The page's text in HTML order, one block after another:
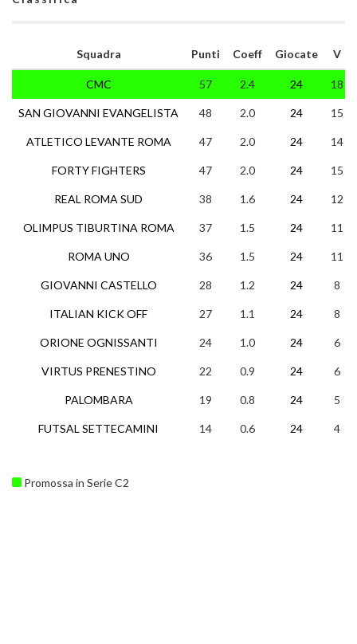
Squadra
CMC
SAN GIOVANNI EVANGELISTA
ATLETICO LEVANTE ROMA
FORTY FIGHTERS
REAL ROMA SUD
OLIMPUS TIBURTINA ROMA
ROMA UNO
GIOVANNI CASTELLO
ITALIAN KICK OFF
ORIONE OGNISSANTI
VIRTUS PRENESTINO
PALOMBARA
FUTSAL SETTECAMINI
Punti Coeff Giocate V
57 2.4 24 18
48 2.0 24 15
47 2.0 24 14
47 2.0 24 15
38 1.6 24 12
37 1.5 24 11
36 1.5 24 11
28 1.2 24 8
27 1.1 24 8
24 1.0 24 6
22 0.9 24 6
19 0.8 24 5
14 0.6 24 4
Promossa in Serie C2